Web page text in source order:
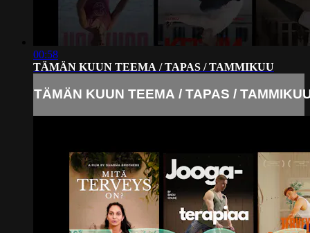
00:58
TÄMÄN KUUN TEEMA / TAPAS / TAMMIKUU
TÄMÄN KUUN TEEMA / TAPAS /